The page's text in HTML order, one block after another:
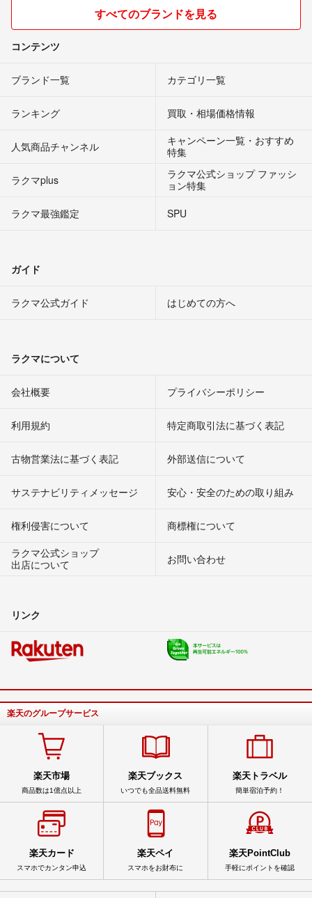
すべてのブランドを見る
コンテンツ
ブランド一覧 カテゴリ一覧
ランキング 買取・相場価格情報
人気商品チャンネル
キャンペーン一覧・おすすめ
特集
ラクマplus
ラクマ公式ショップ ファッシ
ョン特集
ラクマ最強鑑定
SPU
ガイド
ラクマ公式ガイド はじめての方へ
ラクマについて
会社概要 プライバシーポリシー
利用規約 特定商取引法に基づく表記
古物営業法に基づく表記 外部送信について
サステナビリティメッセージ 安心・安全のための取り組み
権利侵害について
商標権について
ラクマ公式ショップ
出店について
お問い合わせ
リンク
楽天のグループサービス
楽天市場
商品数は1億点以上
楽天ブックス
いつでも全品送料無料
楽天トラベル
簡単宿泊予約！
楽天カード
スマホでカンタン申込
楽天ペイ
スマホをお財布に
楽天PointClub
手軽にポイントを確認